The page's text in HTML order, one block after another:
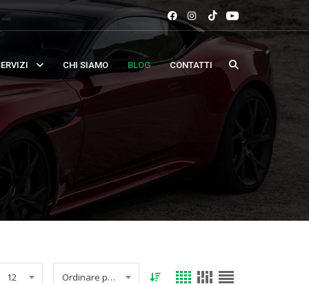
CHI SIAMO BLOG CONTATTI
12 Ordinare per data